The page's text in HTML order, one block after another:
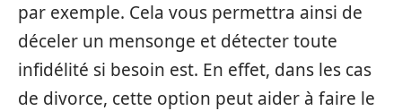
par exemple. Cela vous permettra ainsi de
déceler un mensonge et détecter toute
infidélité si besoin est. En effet, dans les cas
de divorce, cette option peut aider à faire le